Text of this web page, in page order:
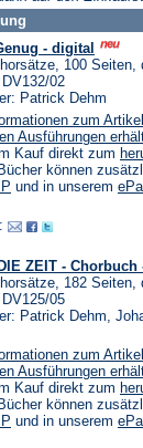
- digital
100 Seiten,
02
Patrick Dehm
zum Artikel
Ausführungen
Kauf direkt zum
können
(Öffnet
neuen
und in unserem
ZEIT - Chorbuch
182 Seiten,
05
Patrick Dehm,
zum Artikel
Ausführungen
Kauf direkt zum
können
(Öffnet
und in unserem